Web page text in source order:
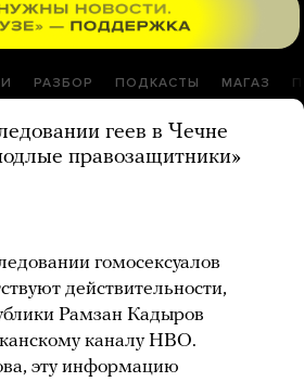
РАЗБОР ПОДКАСТЫ МАГАЗ
геев в Чечне
правозащитники»
гомосексуалов
действительности,
Рамзан Кадыров
каналу HBO.
эту информацию